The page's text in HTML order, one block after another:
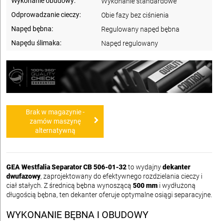
Odprowadzanie cieczy:
Obie fazy bez ciśnienia
Napęd bębna:
Regulowany napęd bębna
Napędu ślimaka:
Napęd regulowany
Brak w magazynie -
zamów maszynę
alternatywną
GEA Westfalia Separator CB 506-01-32to wydajnydekanter
dwufazowy, zaprojektowany do efektywnego rozdzielania cieczy i
ciał stałych. Z średnicą bębna wynoszącą 500 mm i wydłużoną
długością bębna, ten dekanter oferuje optymalne osiągi separacyjne.
WYKONANIE BĘBNA I OBUDOWY